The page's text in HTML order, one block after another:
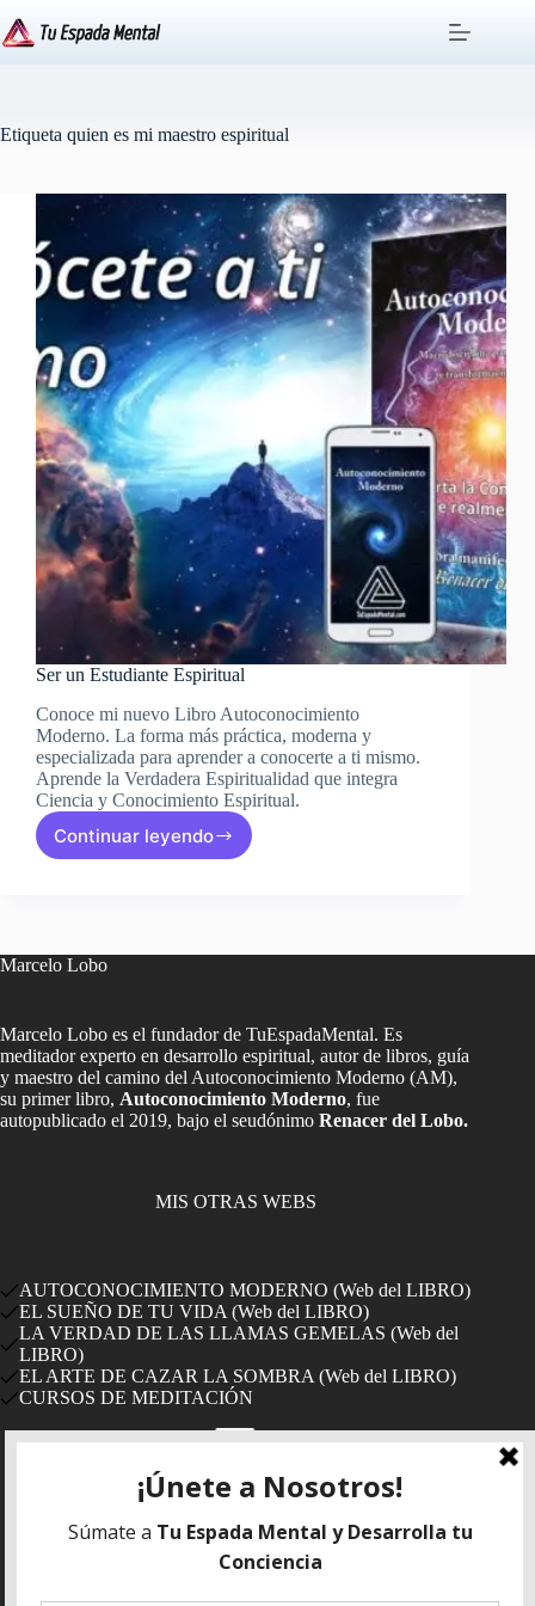
al
contenido
Etiqueta quien es mi maestro espiritual
Ser un Estudiante Espiritual
Conoce mi nuevo Libro Autoconocimiento
Moderno. La forma más práctica, moderna y
especializada para aprender a conocerte a ti mismo.
Aprende la Verdadera Espiritualidad que integra
Ciencia y Conocimiento Espiritual.
Continuar leyendo
Ser
Marcelo Lobo
Marcelo Lobo es el fundador de TuEspadaMental. Es
meditador experto en desarrollo espiritual, autor de libros, guía
y maestro del camino del Autoconocimiento Moderno (AM),
su primer libro, Autoconocimiento Moderno, fue
autopublicado el 2019, bajo el seudónimo Renacer del Lobo.
MIS OTRAS WEBS
AUTOCONOCIMIENTO MODERNO (Web del LIBRO)
EL SUEÑO DE TU VIDA (Web del LIBRO)
LA VERDAD DE LAS LLAMAS GEMELAS (Web del
LIBRO)
EL ARTE DE CAZAR LA SOMBRA (Web del LIBRO)
CURSOS DE MEDITACIÓN